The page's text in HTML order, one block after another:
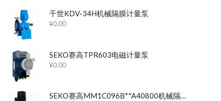
千世KDV-34H机械隔膜计量泵
¥0.00
SEKO赛高TPR603电磁计量泵
¥0.00
SEKO赛高MM1C096B**A40800机械隔膜计量泵